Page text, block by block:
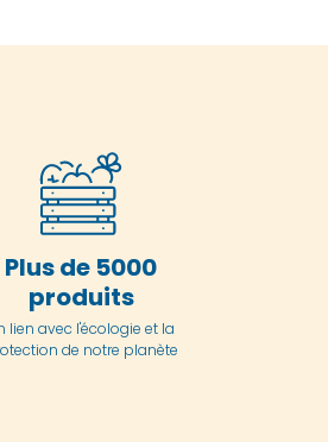
Plus de 5000
produits
lien avec l'écologie et la
de notre planète